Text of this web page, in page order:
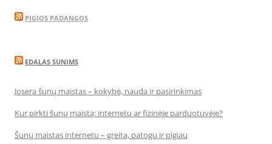
PIGIOS PADANGOS
EDALAS SUNIMS
Josera šunų maistas – kokybė, nauda ir pasirinkimas
Kur pirkti šunų maistą: internetu ar fizinėje parduotuvėje?
Šunų maistas internetu – greita, patogu ir pigiau